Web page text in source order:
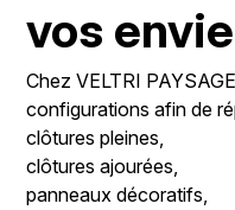
vos
ChezVELTRI
configurations afin de
clôtures pleines,
clôtures ajourées,
panneaux décoratifs,